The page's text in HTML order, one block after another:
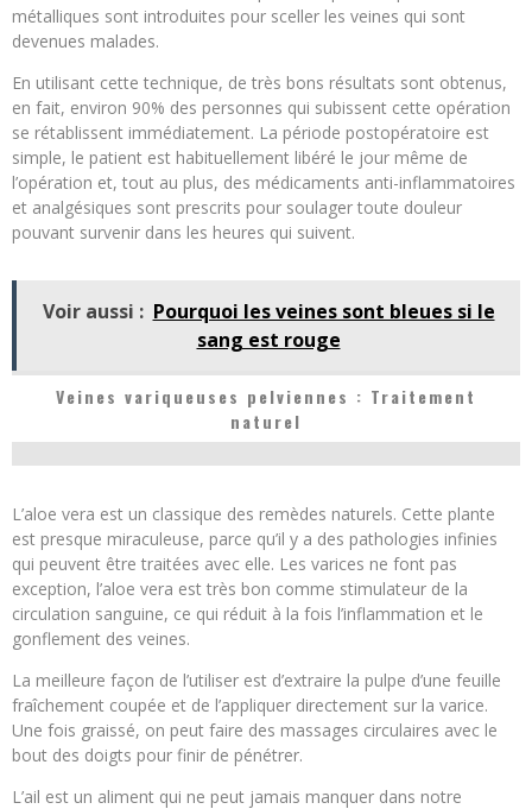
métalliques sont introduites pour sceller les veines qui sont
devenues malades.
En utilisant cette technique, de très bons résultats sont obtenus,
en fait, environ 90% des personnes qui subissent cette opération
se rétablissent immédiatement. La période postopératoire est
simple, le patient est habituellement libéré le jour même de
l’opération et, tout au plus, des médicaments anti-inflammatoires
et analgésiques sont prescrits pour soulager toute douleur
pouvant survenir dans les heures qui suivent.
Voir aussi : Pourquoi les veines sont bleues si le
sang est rouge
Veines variqueuses pelviennes : Traitement
naturel
L’aloe vera est un classique des remèdes naturels. Cette plante
est presque miraculeuse, parce qu’il y a des pathologies infinies
qui peuvent être traitées avec elle. Les varices ne font pas
exception, l’aloe vera est très bon comme stimulateur de la
circulation sanguine, ce qui réduit à la fois l’inflammation et le
gonflement des veines.
La meilleure façon de l’utiliser est d’extraire la pulpe d’une feuille
fraîchement coupée et de l’appliquer directement sur la varice.
Une fois graissé, on peut faire des massages circulaires avec le
bout des doigts pour finir de pénétrer.
L’ail est un aliment qui ne peut jamais manquer dans notre